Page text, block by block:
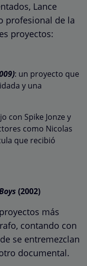
Lance
profesional de la
proyectos:
: un proyecto que
y una
con Spike Jonze y
como Nicolas
que recibió
(2002)
más
contando con
se entremezclan
documental.